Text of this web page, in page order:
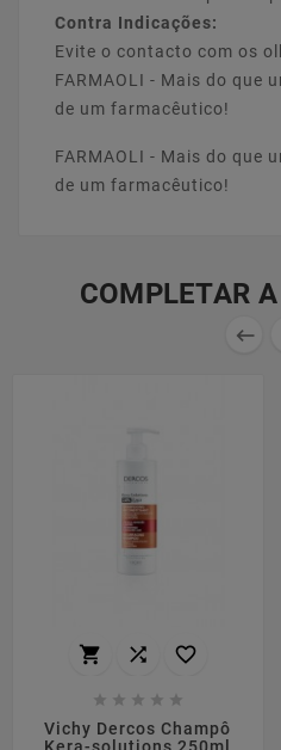
Contra Indicações:
Evite o contacto com os
FARMAOLI - Mais do que
de um farmacêutico!
FARMAOLI - Mais do que
de um farmacêutico!
COMPLETAR

  
    
Vichy Dercos Champô
Kera-solutions 250ml